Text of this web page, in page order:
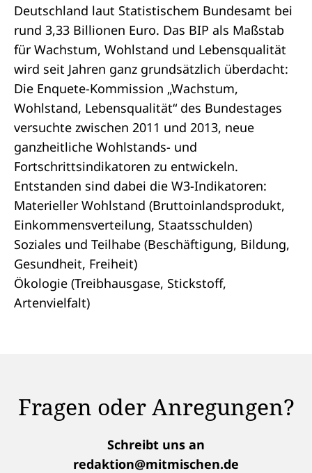
Deutschland laut Statistischem Bundesamt bei
rund 3,33 Billionen Euro. Das BIP als Maßstab
für Wachstum, Wohlstand und Lebensqualität
wird seit Jahren ganz grundsätzlich überdacht:
Die Enquete-Kommission „Wachstum,
Wohlstand, Lebensqualität“ des Bundestages
versuchte zwischen 2011 und 2013, neue
ganzheitliche Wohlstands- und
Fortschrittsindikatoren zu entwickeln.
Entstanden sind dabei die W3-Indikatoren:
Materieller Wohlstand (Bruttoinlandsprodukt,
Einkommensverteilung, Staatsschulden)
Soziales und Teilhabe (Beschäftigung, Bildung,
Gesundheit, Freiheit)
Ökologie (Treibhausgase, Stickstoff,
Artenvielfalt)
Fragen oder Anregungen?
Schreibt uns an
redaktion@mitmischen.de